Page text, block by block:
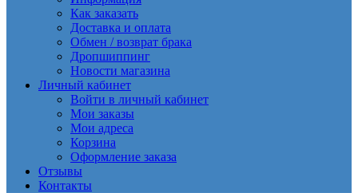
Как заказать
Доставка и оплата
Обмен / возврат брака
Дропшиппинг
Новости магазина
Личный кабинет
Войти в личный кабинет
Мои заказы
Мои адреса
Корзина
Оформление заказа
Отзывы
Контакты